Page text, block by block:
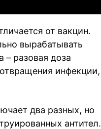
от вакцин.
вырабатывать
– разовая доза
инфекции,
два разных, но
антител.